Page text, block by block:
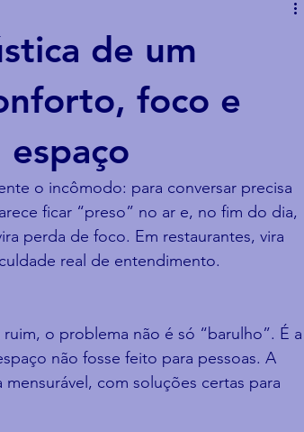
de um
foco e
o incômodo: para conversar precisa
ficar “preso” no ar e, no fim do dia,
perda de foco. Em restaurantes, vira
real de entendimento.
o problema não é só “barulho”. É a
não fosse feito para pessoas. A
com soluções certas para